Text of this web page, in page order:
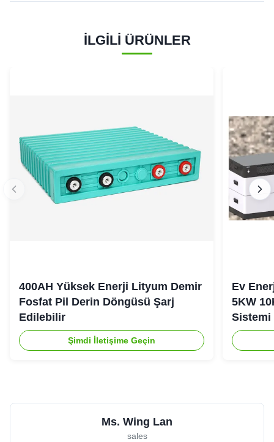
İLGİLİ ÜRÜNLER
400AH Yüksek Enerji Lityum Demir
Fosfat Pil Derin Döngüsü Şarj
Edilebilir
Şimdi İletişime Geçin
Ev
5KW
Sistemi
Ms. Wing Lan
sales